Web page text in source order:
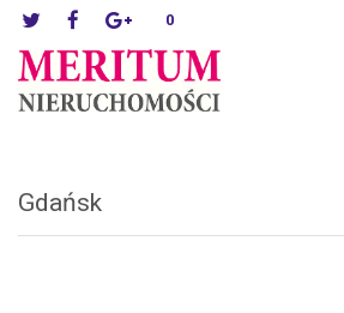
0
Gdańsk